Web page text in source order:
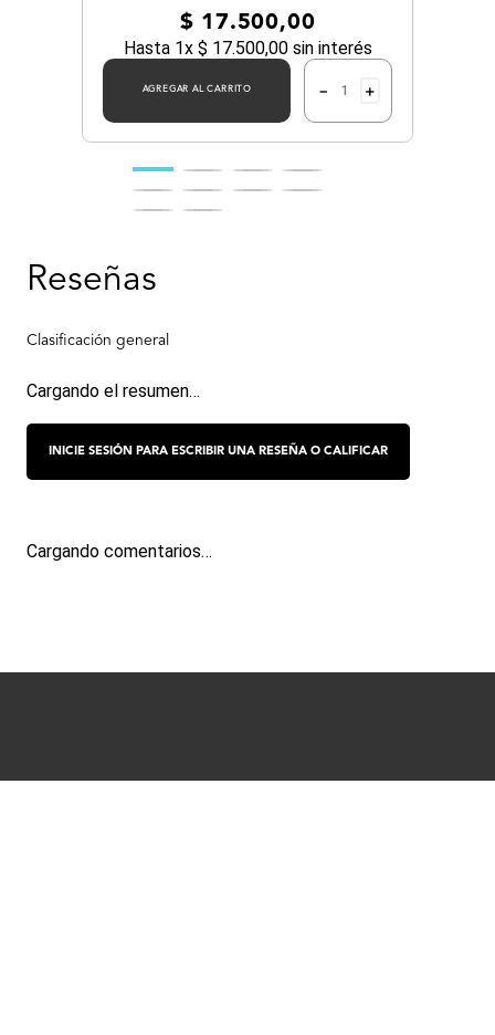
$ 17.500,00
Hasta 1x $ 17.500,00sin interés
AGREGAR AL CARRITO ＋
－
Cargando el resumen…
Cargando comentarios…